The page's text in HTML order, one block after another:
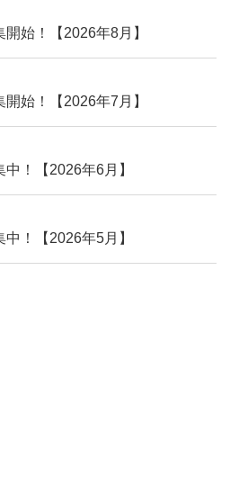
始！【2026年8月】
始！【2026年7月】
！【2026年6月】
！【2026年5月】